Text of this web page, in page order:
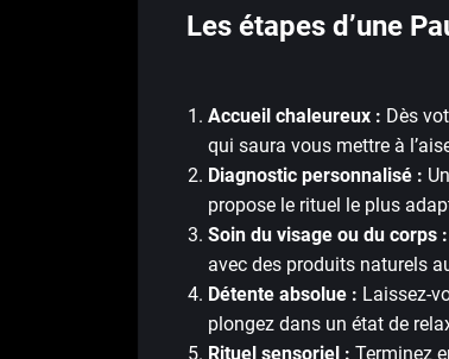
Les étapes d’une
Accueil chaleureux : Dès
qui saura vous mettre à
Diagnostic personnalisé :
propose le rituel le plus
Soin du visage ou du corps :
avec des produits naturels
Détente absolue : Laissez-
plongez dans un état de
Rituel sensoriel : Terminez